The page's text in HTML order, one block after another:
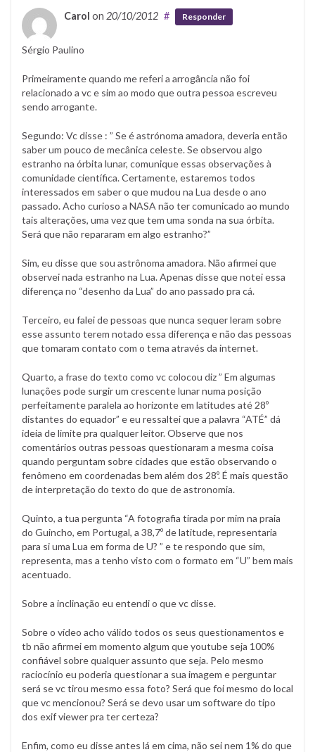
Carol on 20/10/2012 # Responder
Sérgio Paulino
Primeiramente quando me referi a arrogância não foi
relacionado a vc e sim ao modo que outra pessoa escreveu
sendo arrogante.
Segundo: Vc disse : ” Se é astrónoma amadora, deveria então
saber um pouco de mecânica celeste. Se observou algo
estranho na órbita lunar, comunique essas observações à
comunidade científica. Certamente, estaremos todos
interessados em saber o que mudou na Lua desde o ano
passado. Acho curioso a NASA não ter comunicado ao mundo
tais alterações, uma vez que tem uma sonda na sua órbita.
Será que não repararam em algo estranho?”
Sim, eu disse que sou astrônoma amadora. Não afirmei que
observei nada estranho na Lua. Apenas disse que notei essa
diferença no “desenho da Lua” do ano passado pra cá.
Terceiro, eu falei de pessoas que nunca sequer leram sobre
esse assunto terem notado essa diferença e não das pessoas
que tomaram contato com o tema através da internet.
Quarto, a frase do texto como vc colocou diz ” Em algumas
lunações pode surgir um crescente lunar numa posição
perfeitamente paralela ao horizonte em latitudes até 28º
distantes do equador” e eu ressaltei que a palavra “ATÉ” dá
ideia de limite pra qualquer leitor. Observe que nos
comentários outras pessoas questionaram a mesma coisa
quando perguntam sobre cidades que estão observando o
fenômeno em coordenadas bem além dos 28º. É mais questão
de interpretação do texto do que de astronomia.
Quinto, a tua pergunta “A fotografia tirada por mim na praia
do Guincho, em Portugal, a 38,7º de latitude, representaria
para si uma Lua em forma de U? ” e te respondo que sim,
representa, mas a tenho visto com o formato em “U” bem mais
acentuado.
Sobre a inclinação eu entendi o que vc disse.
Sobre o vídeo acho válido todos os seus questionamentos e
tb não afirmei em momento algum que youtube seja 100%
confiável sobre qualquer assunto que seja. Pelo mesmo
raciocínio eu poderia questionar a sua imagem e perguntar
será se vc tirou mesmo essa foto? Será que foi mesmo do local
que vc mencionou? Será se devo usar um software do tipo
dos exif viewer pra ter certeza?
Enfim, como eu disse antes lá em cima, não sei nem 1% do que